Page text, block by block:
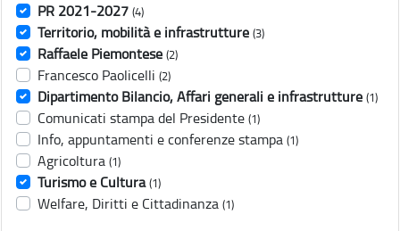
PR 2021-2027 (4)
Territorio, mobilità e infrastrutture (3)
Raffaele Piemontese (2)
Francesco Paolicelli (2)
Dipartimento Bilancio, Affari generali e infrastrutture (1)
Comunicati stampa del Presidente (1)
Info, appuntamenti e conferenze stampa (1)
Agricoltura (1)
Turismo e Cultura (1)
Welfare, Diritti e Cittadinanza (1)